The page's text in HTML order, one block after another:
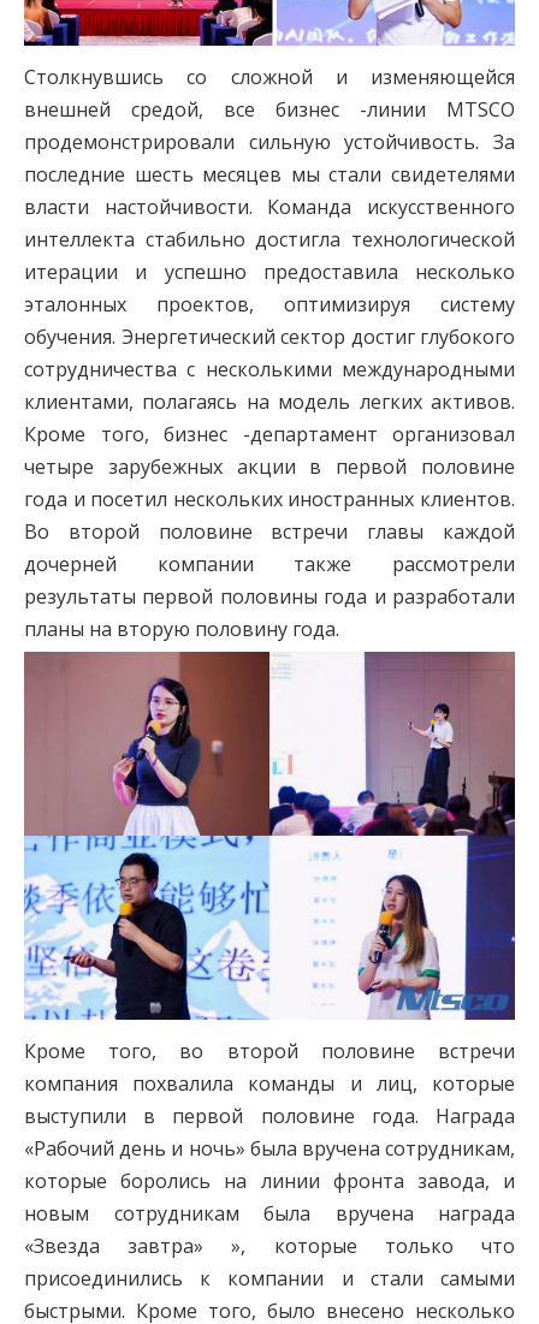
Столкнувшись со сложной и изменяющейся
внешней средой, все бизнес -линии MTSCO
продемонстрировали сильную устойчивость. За
последние шесть месяцев мы стали свидетелями
власти настойчивости. Команда искусственного
интеллекта стабильно достигла технологической
итерации и успешно предоставила несколько
эталонных проектов, оптимизируя систему
обучения. Энергетический сектор достиг глубокого
сотрудничества с несколькими международными
клиентами, полагаясь на модель легких активов.
Кроме того, бизнес -департамент организовал
четыре зарубежных акции в первой половине
года и посетил нескольких иностранных клиентов.
Во второй половине встречи главы каждой
дочерней компании также рассмотрели
результаты первой половины года и разработали
планы на вторую половину года.
Кроме того, во второй половине встречи
компания похвалила команды и лиц, которые
выступили в первой половине года. Награда
«Рабочий день и ночь» была вручена сотрудникам,
которые боролись на линии фронта завода, и
новым сотрудникам была вручена награда
«Звезда завтра» », которые только что
присоединились к компании и стали самыми
быстрыми. Кроме того, было внесено несколько